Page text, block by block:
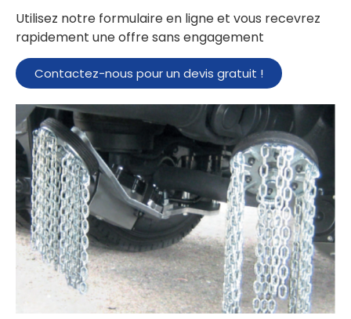
Utilisez notre formulaire en ligne et vous recevrez
rapidement une offre sans engagement
Contactez-nous pour un devis gratuit !